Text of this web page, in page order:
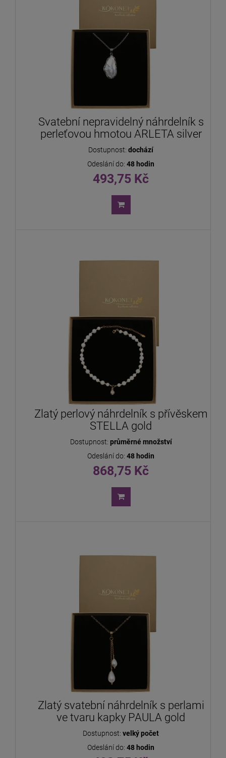
Svatební nepravidelný náhrdelník s
perleťovou hmotou ARLETA silver
Dostupnost: dochází
Odeslání do: 48 hodin
493,75 Kč
Zlatý perlový náhrdelník s přívěskem
STELLA gold
Dostupnost: průměrné množství
Odeslání do: 48 hodin
868,75 Kč
Zlatý svatební náhrdelník s perlami
ve tvaru kapky PAULA gold
Dostupnost: velký počet
Odeslání do: 48 hodin